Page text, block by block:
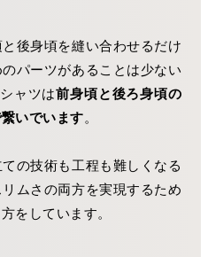
後身頃を縫い合わせるだけ
パーツがあることは少ない
ャツは前身頃と後ろ身頃の
いでいます。
の技術も工程も難しくなる
ムさの両方を実現するため
をしています。